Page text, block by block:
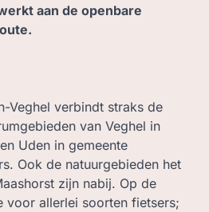
aan de openbare
Veghel verbindt straks de
van Veghel in
Uden in gemeente
Ook de natuurgebieden het
zijn nabij. Op de
voor allerlei soorten fietsers;